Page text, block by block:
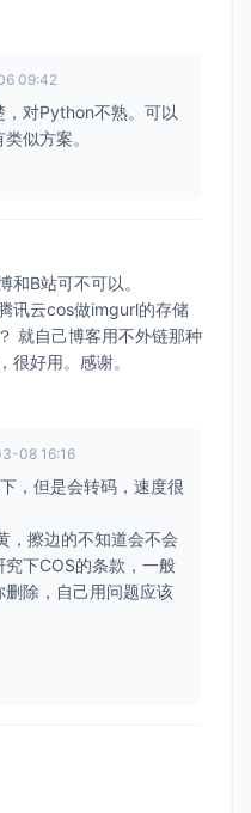
09:42
对Python不熟。可以
似方案。
和B站可不可以。
讯云cos做imgurl的存储
就自己博客用不外链那种
很好用。感谢。
08 16:16
，但是会转码，速度很
，擦边的不知道会不会
下COS的条款，一般
除，自己用问题应该